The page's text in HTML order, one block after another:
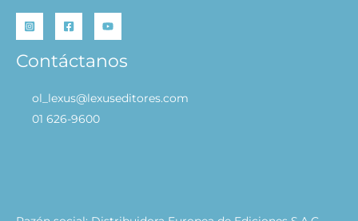
Contáctanos
ol_lexus@lexuseditores.com
01 626-9600